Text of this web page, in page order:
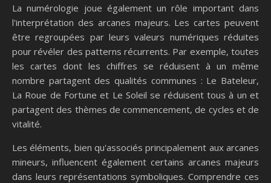
La numérologie joue également un rôle important dans
l'interprétation des arcanes majeurs. Les cartes peuvent
être regroupées par leurs valeurs numériques réduites
pour révéler des patterns récurrents. Par exemple, toutes
les cartes dont les chiffres se réduisent à un même
nombre partagent des qualités communes : Le Bateleur,
La Roue de Fortune et Le Soleil se réduisent tous à un et
partagent des thèmes de commencement, de cycles et de
vitalité.
Les éléments, bien qu'associés principalement aux arcanes
mineurs, influencent également certains arcanes majeurs
dans leurs représentations symboliques. Comprendre ces